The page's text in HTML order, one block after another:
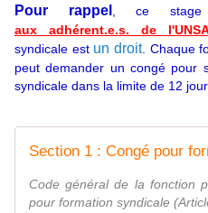
Pour rappel , ce
aux adhérent.e.s. de
syndicale est un droit. Chaque
peut demander un congé pour
syndicale dans la limite de 12
Code général de la fonction
pour formation syndicale